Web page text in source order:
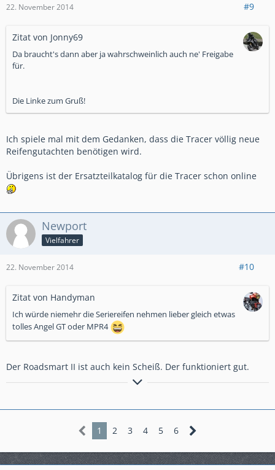
22. November 2014 #9
Zitat von Jonny69
Da braucht's dann aber ja wahrschweinlich auch ne' Freigabe
für.
Die Linke zum Gruß!
Ich spiele mal mit dem Gedanken, dass die Tracer völlig neue
Reifengutachten benötigen wird.
Übrigens ist der Ersatzteilkatalog für die Tracer schon online
Newport
Vielfahrer
22. November 2014 #10
Zitat von Handyman
Ich würde niemehr die Seriereifen nehmen lieber gleich etwas
tolles Angel GT oder MPR4
Der Roadsmart II ist auch kein Scheiß. Der funktioniert gut.
CU Pascal
1 2 3 4 5 6